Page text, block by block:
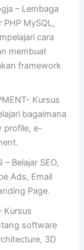
– Lembaga
MySQL,
cara
membuat
framework
Kursus
bagaimana
profile, e-
– Belajar SEO,
Ads, Email
Page.
Kursus
software
3D